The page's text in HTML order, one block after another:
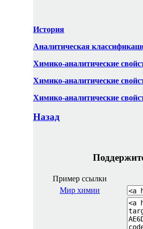
История
Аналитическая
Химико-аналитические
Химико-аналитические
Химико-аналитические
Назад
Пример ссылки
Мир химии